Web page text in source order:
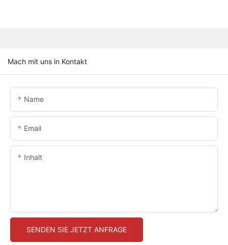
Mach mit uns in Kontakt
Name
Email
Inhalt
SENDEN SIE JETZT ANFRAGE